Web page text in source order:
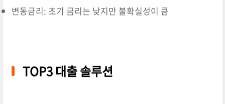
변동금리: 초기 금리는 낮지만 불확실성이 큼
TOP3 대출 솔루션